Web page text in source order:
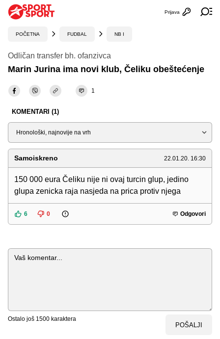
Otvori
Prijava
POČETNA FUDBAL NB I
Odličan transfer bh. ofanzivca
Marin Jurina ima novi klub, Čeliku obeštećenje
1
KOMENTARI (1)
Sortiraj
Samoiskreno 22.01.20. 16:30
150 000 eura Čeliku nije ni ovaj turcin glup, jedino
glupa zenicka raja nasjeda na prica protiv njega
6 0 Odgovori
Komentar
Ostalo još 1500 karaktera
POŠALJI